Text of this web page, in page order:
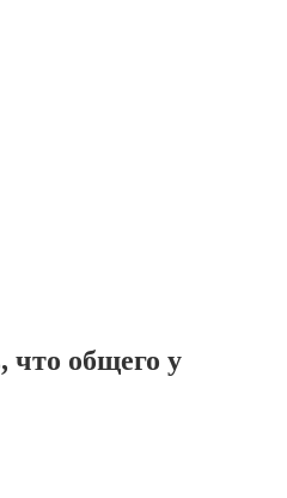
что общего у